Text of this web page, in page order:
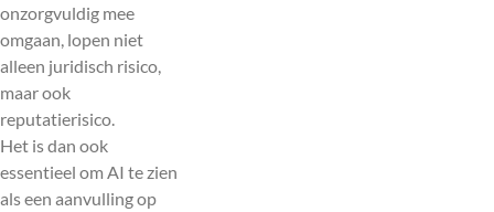
onzorgvuldig mee
omgaan, lopen niet
alleen juridisch risico,
maar ook
reputatierisico.
Het is dan ook
essentieel om AI te zien
als een aanvulling op